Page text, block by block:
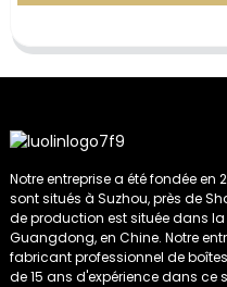
Notre entreprise a été fondée en
sont situés à Suzhou, près de
de production est située dans
Guangdong, en Chine. Notre
fabricant professionnel de
de 15 ans d'expérience dans ce